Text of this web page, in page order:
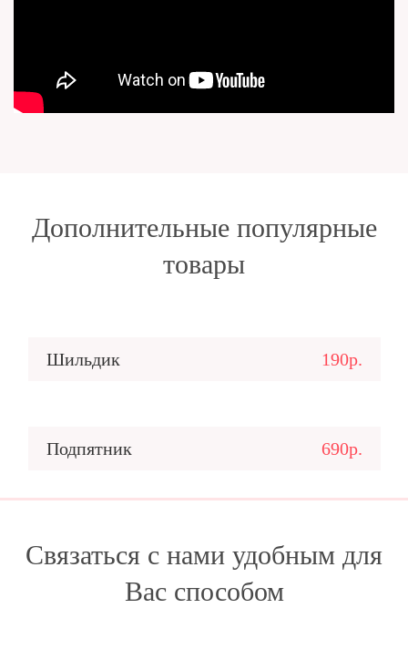
Дополнительные популярные
товары
Шильдик 190р.
Подпятник 690р.
Связаться с нами удобным для
Вас способом